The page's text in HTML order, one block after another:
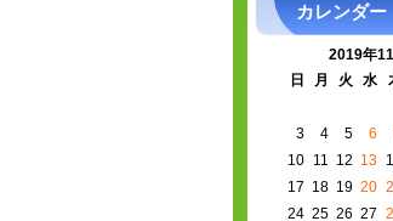
カレンダー
2019年
日
月 火 水
3
4 5 6
10
11 12 13
17 18 19 20
24 25 26 27